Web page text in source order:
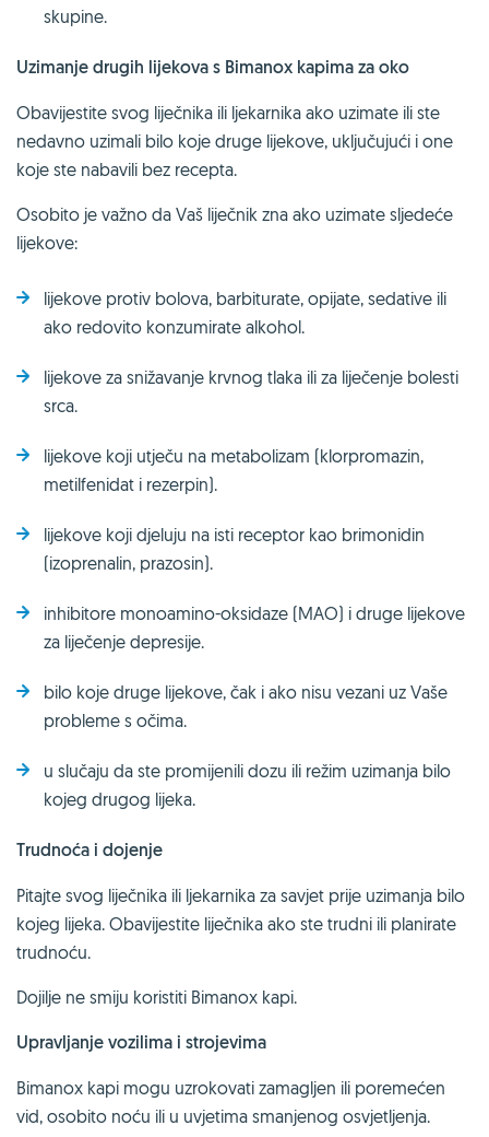
skupine.
Uzimanje drugih lijekova s Bimanox kapima za oko
Obavijestite svog liječnika ili ljekarnika ako uzimate ili ste
nedavno uzimali bilo koje druge lijekove, uključujući i one
koje ste nabavili bez recepta.
Osobito je važno da Vaš liječnik zna ako uzimate sljedeće
lijekove:
lijekove protiv bolova, barbiturate, opijate, sedative ili
ako redovito konzumirate alkohol.
lijekove za snižavanje krvnog tlaka ili za liječenje bolesti
srca.
lijekove koji utječu na metabolizam (klorpromazin,
metilfenidat i rezerpin).
lijekove koji djeluju na isti receptor kao brimonidin
(izoprenalin, prazosin).
inhibitore monoamino-oksidaze (MAO) i druge lijekove
za liječenje depresije.
bilo koje druge lijekove, čak i ako nisu vezani uz Vaše
probleme s očima.
u slučaju da ste promijenili dozu ili režim uzimanja bilo
kojeg drugog lijeka.
Trudnoća i dojenje
Pitajte svog liječnika ili ljekarnika za savjet prije uzimanja bilo
kojeg lijeka. Obavijestite liječnika ako ste trudni ili planirate
trudnoću.
Dojilje ne smiju koristiti Bimanox kapi.
Upravljanje vozilima i strojevima
Bimanox kapi mogu uzrokovati zamagljen ili poremećen
vid, osobito noću ili u uvjetima smanjenog osvjetljenja.